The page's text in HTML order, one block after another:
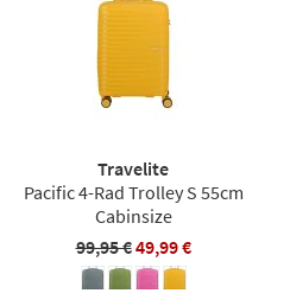
Travelite
Pacific 4-Rad Trolley S 55cm
Cabinsize
99,95 €49,99 €